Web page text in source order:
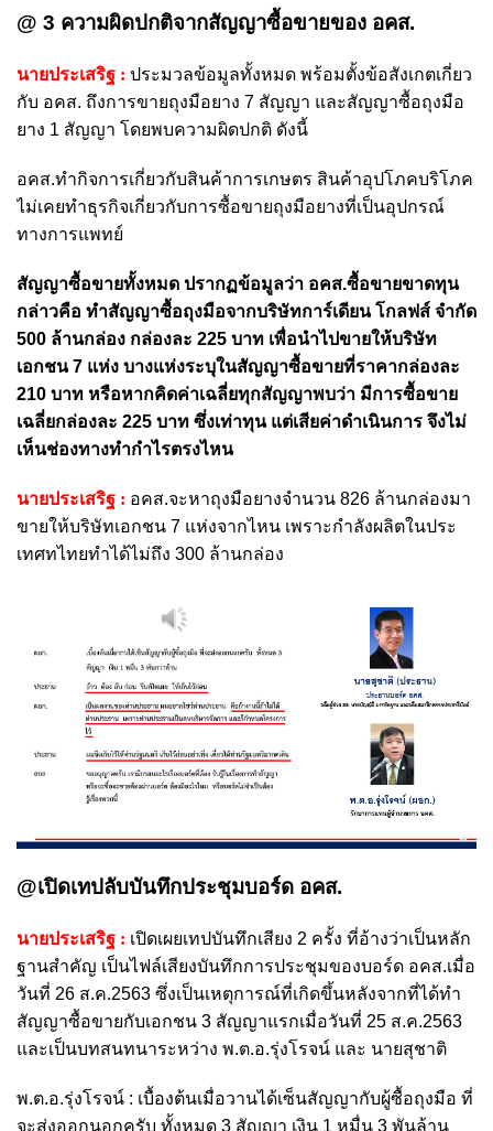
@ 3 ความผิดปกติจากสัญญาซื้อขายของ อคส.
นายประเสริฐ : ประมวลข้อมูลทั้งหมด พร้อมตั้งข้อสังเกตเกี่ยว
กับ อคส. ถึงการขายถุงมือยาง 7 สัญญา และสัญญาซื้อถุงมือ
ยาง 1 สัญญา โดยพบความผิดปกติ ดังนี้
อคส.ทำกิจการเกี่ยวกับสินค้าการเกษตร สินค้าอุปโภคบริโภค
ไม่เคยทำธุรกิจเกี่ยวกับการซื้อขายถุงมือยางที่เป็นอุปกรณ์
ทางการแพทย์
สัญญาซื้อขายทั้งหมด ปรากฏข้อมูลว่า อคส.ซื้อขายขาดทุน
กล่าวคือ ทำสัญญาซื้อถุงมือจากบริษัทการ์เดียน โกลฟส์ จำกัด
500 ล้านกล่อง กล่องละ 225 บาท เพื่อนำไปขายให้บริษัท
เอกชน 7 แห่ง บางแห่งระบุในสัญญาซื้อขายที่ราคากล่องละ
210 บาท หรือหากคิดค่าเฉลี่ยทุกสัญญาพบว่า มีการซื้อขาย
เฉลี่ยกล่องละ 225 บาท ซึ่งเท่าทุน แต่เสียค่าดำเนินการ จึงไม่
เห็นช่องทางทำกำไรตรงไหน
นายประเสริฐ : อคส.จะหาถุงมือยางจำนวน 826 ล้านกล่องมา
ขายให้บริษัทเอกชน 7 แห่งจากไหน เพราะกำลังผลิตในประ
เทศทไทยทำได้ไม่ถึง 300 ล้านกล่อง
@เปิดเทปลับบันทึกประชุมบอร์ด อคส.
นายประเสริฐ : เปิดเผยเทปบันทึกเสียง 2 ครั้ง ที่อ้างว่าเป็นหลัก
ฐานสำคัญ เป็นไฟล์เสียงบันทึกการประชุมของบอร์ด อคส.เมื่อ
วันที่ 26 ส.ค.2563 ซึ่งเป็นเหตุการณ์ที่เกิดขึ้นหลังจากที่ได้ทำ
สัญญาซื้อขายกับเอกชน 3 สัญญาแรกเมื่อวันที่ 25 ส.ค.2563
และเป็นบทสนทนาระหว่าง พ.ต.อ.รุ่งโรจน์ และ นายสุชาติ
พ.ต.อ.รุ่งโรจน์ : เบื้องต้นเมื่อวานได้เซ็นสัญญากับผู้ซื้อถุงมือ ที่
จะส่งออกนอกครับ ทั้งหมด 3 สัญญา เงิน 1 หมื่น 3 พันล้าน